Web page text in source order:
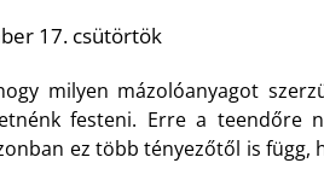
17. csütörtök
milyen mázolóanyagot
festeni. Erre a teendőre
ez több tényezőtől is függ,